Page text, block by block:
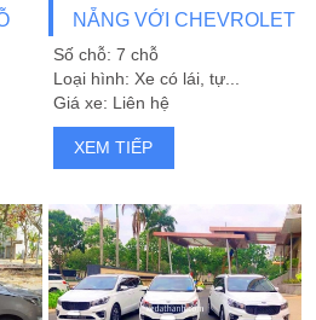
NẴNG VỚI CHEVROLET
TRAILBLAZER
Số chỗ: 7 chỗ
Loại hình: Xe có lái, tự...
Giá xe: Liên hệ
XEM TIẾP